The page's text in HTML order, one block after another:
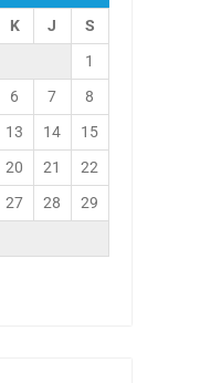
K J
S
1
6 7
8
13 14
15
20 21
22
27 28
29